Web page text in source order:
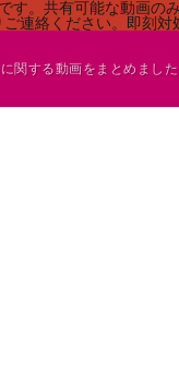
す。共有可能な動画
連絡ください。即刻
関する動画をまとめました